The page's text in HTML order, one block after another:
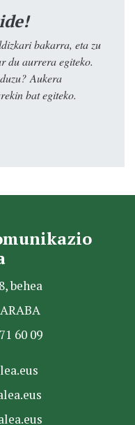
bakarra, eta zu
du aurrera egiteko.
Aukera
bat egiteko.
behea
60 09